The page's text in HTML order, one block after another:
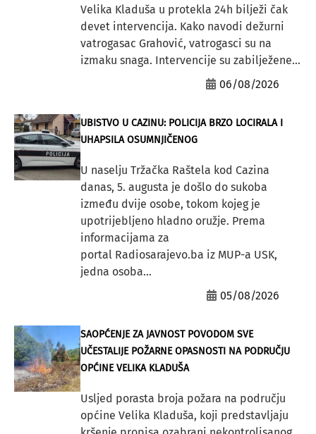
Velika Kladuša u protekla 24h bilježi čak
devet intervencija. Kako navodi dežurni
vatrogasac Grahović, vatrogasci su na
izmaku snaga. Intervencije su zabilježene...
06/08/2026
UBISTVO U CAZINU: POLICIJA BRZO LOCIRALA I
UHAPSILA OSUMNJIČENOG
U naselju Tržačka Raštela kod Cazina
danas, 5. augusta je došlo do sukoba
između dvije osobe, tokom kojeg je
upotrijebljeno hladno oružje. Prema
informacijama za
portal Radiosarajevo.ba iz MUP-a USK,
jedna osoba...
05/08/2026
SAOPĆENJE ZA JAVNOST POVODOM SVE
UČESTALIJE POŽARNE OPASNOSTI NA PODRUČJU
OPĆINE VELIKA KLADUŠA
Usljed porasta broja požara na području
općine Velika Kladuša, koji predstavljaju